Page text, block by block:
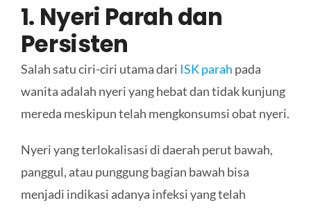
1. Nyeri Parah dan
Persisten
Salah satu ciri-ciri utama dari ISK parah pada
wanita adalah nyeri yang hebat dan tidak kunjung
mereda meskipun telah mengkonsumsi obat nyeri.
Nyeri yang terlokalisasi di daerah perut bawah,
panggul, atau punggung bagian bawah bisa
menjadi indikasi adanya infeksi yang telah